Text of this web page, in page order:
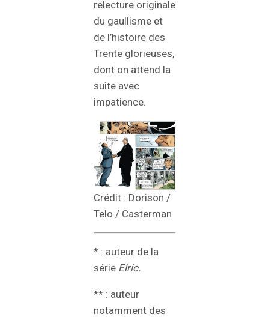
relecture originale
du gaullisme et
de l’histoire des
Trente glorieuses,
dont on attend la
suite avec
impatience.
Crédit : Dorison /
Telo / Casterman
* : auteur de la
série Elric.
** : auteur
notamment des